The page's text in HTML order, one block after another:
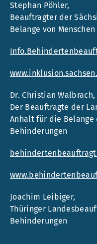
Stephan Pöhler,
Beauftragter der
Belange von
Dr. Christian Walbrach,
Der Beauftragte der
Anhalt für die Belange
Behinderungen
Joachim Leibiger,
Thüringer
Behinderungen